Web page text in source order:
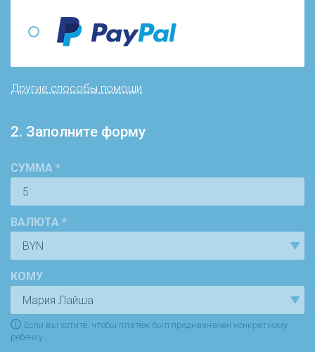
Другие способы помощи
2. Заполните форму
СУММА *
ВАЛЮТА *
КОМУ
Если вы хотите, чтобы платеж был предназначен конкретному
ребенку.